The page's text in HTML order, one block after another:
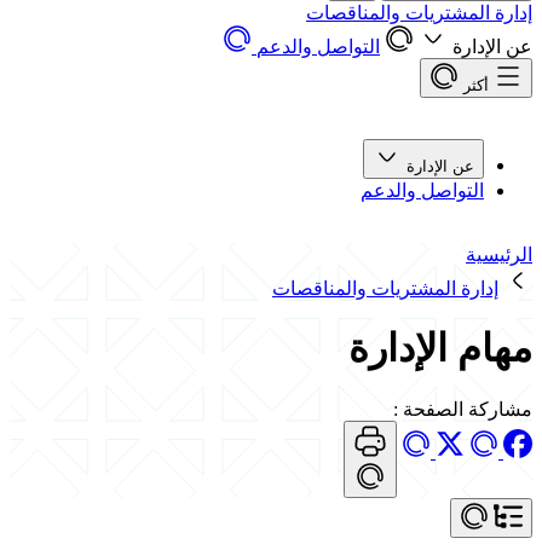
إدارة المشتريات والمناقصات
عن الإدارة
التواصل والدعم
أكثر
عن الإدارة
التواصل والدعم
الرئيسية
إدارة المشتريات والمناقصات
مهام الإدارة
مشاركة الصفحة :